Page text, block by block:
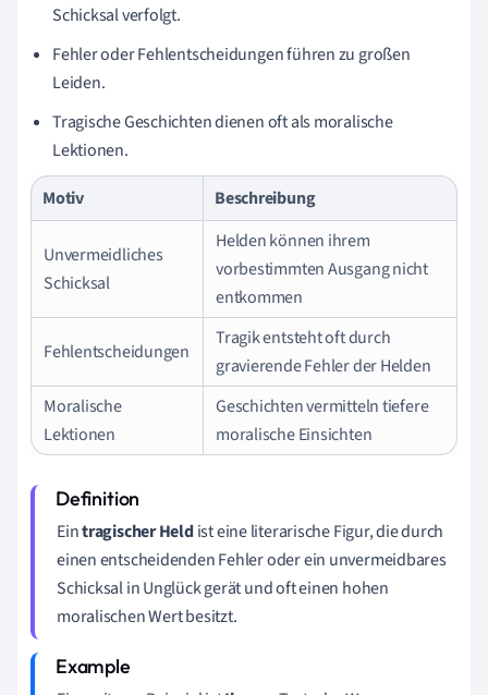
Schicksal verfolgt.
Fehler oder Fehlentscheidungen führen zu großen
Leiden.
Tragische Geschichten dienen oft als moralische
Lektionen.
Motiv
Beschreibung
Unvermeidliches
Schicksal
Helden können ihrem
vorbestimmten Ausgang nicht
entkommen
Fehlentscheidungen
Tragik entsteht oft durch
gravierende Fehler der Helden
Moralische
Lektionen
Geschichten vermitteln tiefere
moralische Einsichten
Eintragischer Heldist eine literarische Figur, die durch
einen entscheidenden Fehler oder ein unvermeidbares
Schicksal in Unglück gerät und oft einen hohen
moralischen Wert besitzt.